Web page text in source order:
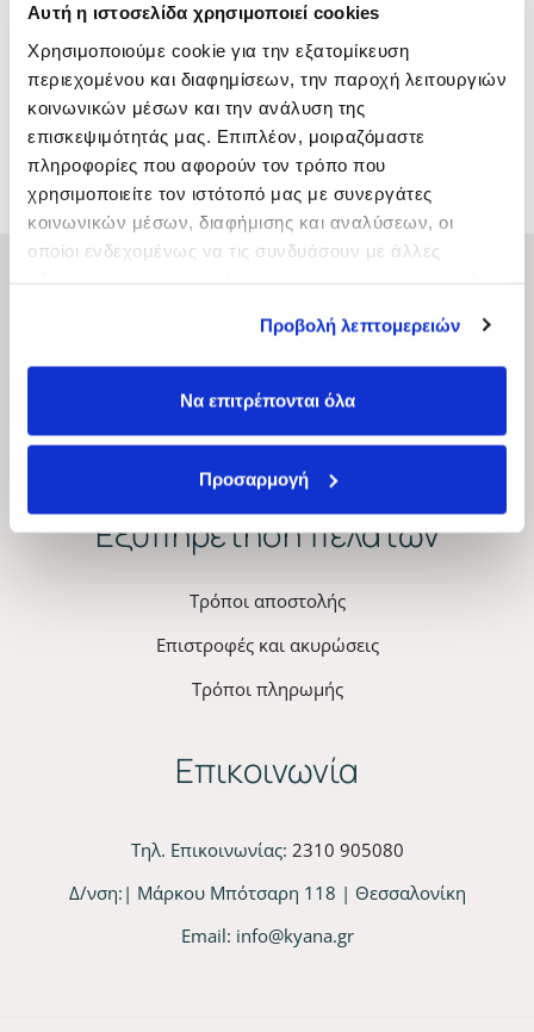
Αυτή η ιστοσελίδα χρησιμοποιεί cookies
Χρησιμοποιούμε cookie για την εξατομίκευση
περιεχομένου και διαφημίσεων, την παροχή λειτουργιών
κοινωνικών μέσων και την ανάλυση της
επισκεψιμότητάς μας. Επιπλέον, μοιραζόμαστε
πληροφορίες που αφορούν τον τρόπο που
χρησιμοποιείτε τον ιστότοπό μας με συνεργάτες
κοινωνικών μέσων, διαφήμισης και αναλύσεων, οι
οποίοι ενδεχομένως να τις συνδυάσουν με άλλες
Προβολή λεπτομερειών
Να επιτρέπονται όλα
Προσαρμογή
QUEEN COLOR REVIVE
SILVER
QUEEN HAIR SPRAY 500ML
Πολιτική Απορρήτου – Όροι και Προϋποθέσεις
Πολιτική cookies
Εξυπηρέτηση πελατών
Τρόποι αποστολής
Επιστροφές και ακυρώσεις
Τρόποι πληρωμής
Επικοινωνία
Τηλ. Επικοινωνίας: 2310 905080
Δ/νση:| Μάρκου Μπότσαρη 118 | Θεσσαλονίκη
Email: info@kyana.gr